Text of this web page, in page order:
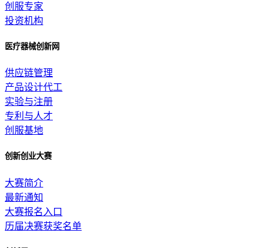
创服专家
投资机构
医疗器械创新网
供应链管理
产品设计代工
实验与注册
专利与人才
创服基地
创新创业大赛
大赛简介
最新通知
大赛报名入口
历届决赛获奖名单